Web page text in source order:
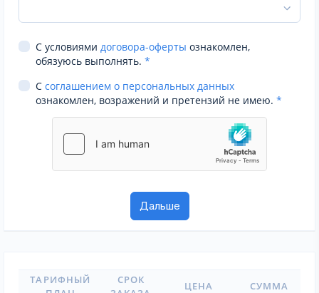
С условиями договора-оферты ознакомлен,
обязуюсь выполнять. *
С соглашением о персональных данных
ознакомлен, возражений и претензий не имею. *
ТАРИФНЫЙ
СРОК
ЦЕНА СУММА